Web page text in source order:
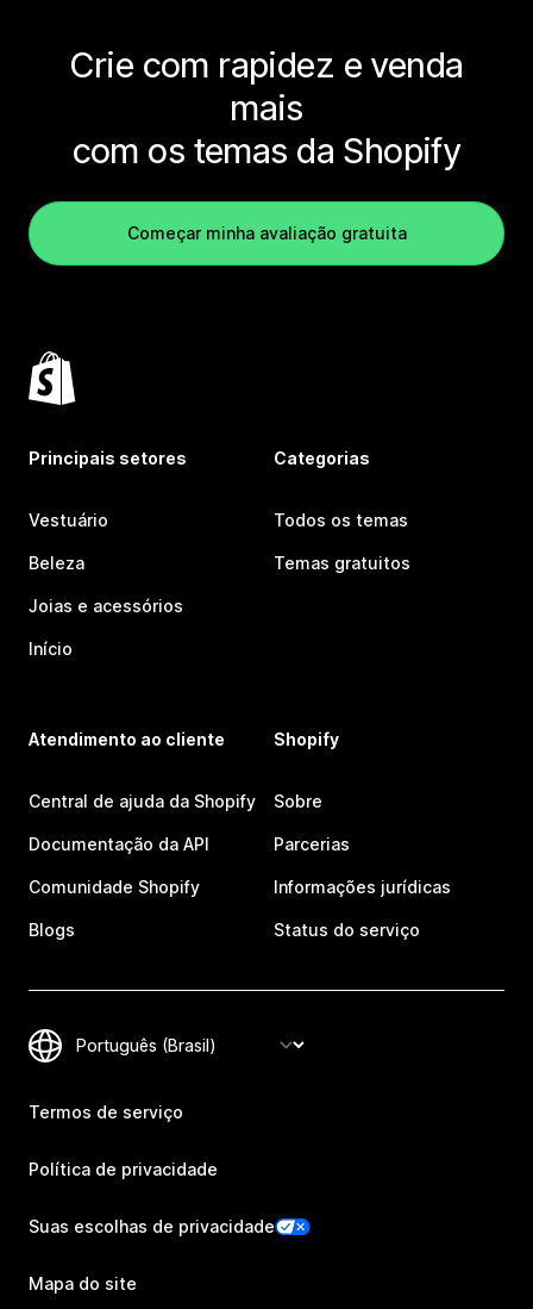
Crie com rapidez e venda
mais
com os temas da Shopify
Começar minha avaliação gratuita
Principais setores
Vestuário
Beleza
Joias e acessórios
Início
Categorias
Todos os temas
Temas gratuitos
Atendimento ao cliente
Central de ajuda da Shopify
Documentação da API
Comunidade Shopify
Blogs
Shopify
Sobre
Parcerias
Informações jurídicas
Status do serviço
Termos de serviço
Política de privacidade
Suas escolhas de privacidade
Mapa do site